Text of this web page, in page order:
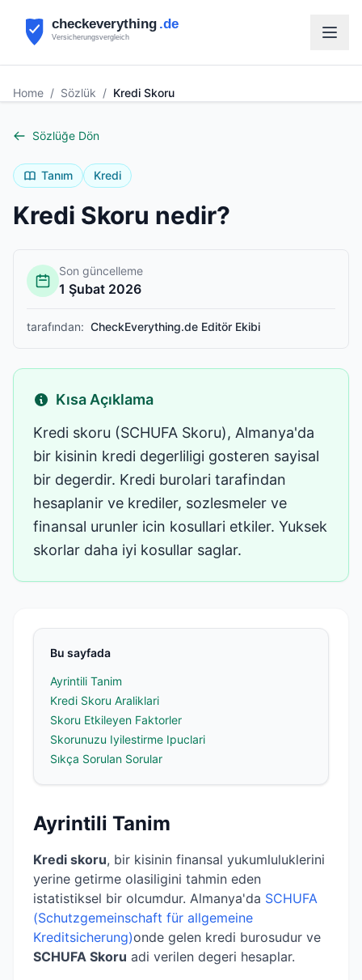
Home / Sözlük / Kredi Skoru
Sözlüğe Dön
Tanım Kredi
Kredi Skoru nedir?
Son güncelleme
1 Şubat 2026
tarafından: CheckEverything.de Editör Ekibi
Kısa Açıklama
Kredi skoru (SCHUFA Skoru), Almanya'da
bir kisinin kredi degerliligi gosteren sayisal
bir degerdir. Kredi burolari tarafindan
hesaplanir ve krediler, sozlesmeler ve
finansal urunler icin kosullari etkiler. Yuksek
skorlar daha iyi kosullar saglar.
Bu sayfada
Ayrintili Tanim
Kredi Skoru Araliklari
Skoru Etkileyen Faktorler
Skorunuzu Iyilestirme Ipuclari
Sıkça Sorulan Sorular
Ayrintili Tanim
Kredi skoru, bir kisinin finansal yukumluluklerini
yerine getirme olasiligini tahmin eden
istatistiksel bir olcumdur. Almanya'da SCHUFA
(Schutzgemeinschaft für allgemeine
Kreditsicherung)onde gelen kredi burosudur ve
SCHUFA Skoru adi verilen degeri hesaplar.